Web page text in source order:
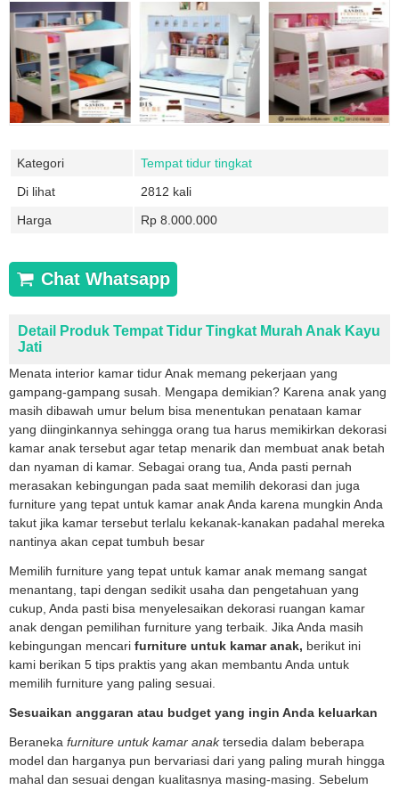
Kategori
Tempat tidur tingkat
Di lihat
2812 kali
Harga
Rp 8.000.000
Chat Whatsapp
Detail Produk Tempat Tidur Tingkat Murah Anak Kayu
Jati
Menata interior kamar tidur Anak memang pekerjaan yang
gampang-gampang susah. Mengapa demikian? Karena anak yang
masih dibawah umur belum bisa menentukan penataan kamar
yang diinginkannya sehingga orang tua harus memikirkan dekorasi
kamar anak tersebut agar tetap menarik dan membuat anak betah
dan nyaman di kamar. Sebagai orang tua, Anda pasti pernah
merasakan kebingungan pada saat memilih dekorasi dan juga
furniture yang tepat untuk kamar anak Anda karena mungkin Anda
takut jika kamar tersebut terlalu kekanak-kanakan padahal mereka
nantinya akan cepat tumbuh besar
Memilih furniture yang tepat untuk kamar anak memang sangat
menantang, tapi dengan sedikit usaha dan pengetahuan yang
cukup, Anda pasti bisa menyelesaikan dekorasi ruangan kamar
anak dengan pemilihan furniture yang terbaik. Jika Anda masih
kebingungan mencari furniture untuk kamar anak, berikut ini
kami berikan 5 tips praktis yang akan membantu Anda untuk
memilih furniture yang paling sesuai.
Sesuaikan anggaran atau budget yang ingin Anda keluarkan
Beraneka furniture untuk kamar anaktersedia dalam beberapa
model dan harganya pun bervariasi dari yang paling murah hingga
mahal dan sesuai dengan kualitasnya masing-masing. Sebelum